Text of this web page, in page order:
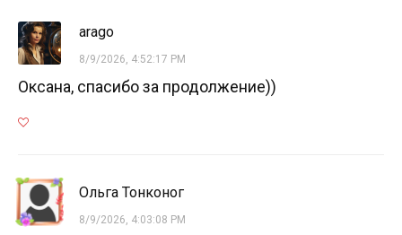
arago
8/9/2026, 4:52:17 PM
Оксана, спасибо за продолжение))
Ольга Тонконог
8/9/2026, 4:03:08 PM